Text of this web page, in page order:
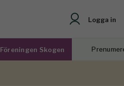
Logga in
Föreningen Skogen